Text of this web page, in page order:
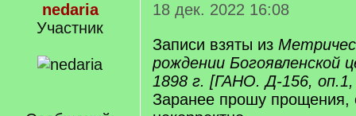
nedaria
Участник
18 дек. 2022 16:08
Записи взяты из
рождении Богоявленской
1898 г. [ГАНО. Д-156, оп.1,
Заранее прошу прощения,